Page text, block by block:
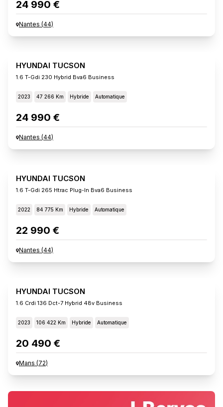
24 990 €
Nantes (44)
HYUNDAI TUCSON
1.6 T-Gdi 230 Hybrid Bva6 Business
2023 47 266 Km Hybride Automatique
24 990 €
Nantes (44)
HYUNDAI TUCSON
1.6 T-Gdi 265 Htrac Plug-In Bva6 Business
2022 84 775 Km Hybride Automatique
22 990 €
Nantes (44)
HYUNDAI TUCSON
1.6 Crdi 136 Dct-7 Hybrid 48v Business
2023 106 422 Km Hybride Automatique
20 490 €
Mans (72)